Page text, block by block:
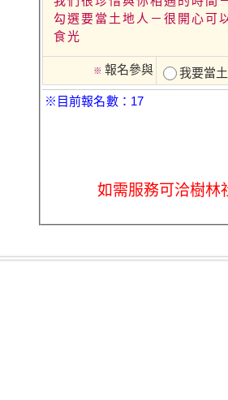
勾選要當土地人－很開心可
食光
※ 報名參與 我要當
※目前報名數：17
如需服務可洽樹林